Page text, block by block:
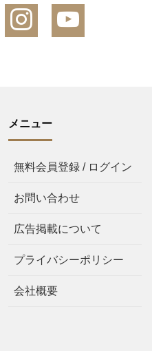
メニュー
無料会員登録 / ログイン
お問い合わせ
広告掲載について
プライバシーポリシー
会社概要